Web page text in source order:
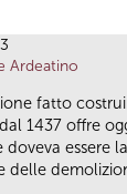
Ardeatino
fatto
1437 offre
doveva essere
delle